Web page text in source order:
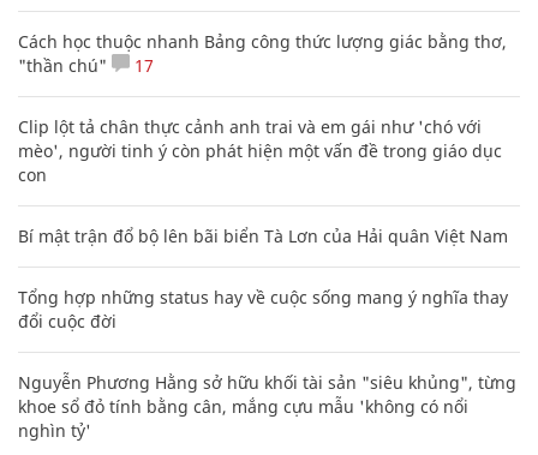
Cách học thuộc nhanh Bảng công thức lượng giác bằng thơ,
"thần chú"
17
Clip lột tả chân thực cảnh anh trai và em gái như 'chó với
mèo', người tinh ý còn phát hiện một vấn đề trong giáo dục
con
Bí mật trận đổ bộ lên bãi biển Tà Lơn của Hải quân Việt Nam
Tổng hợp những status hay về cuộc sống mang ý nghĩa thay
đổi cuộc đời
Nguyễn Phương Hằng sở hữu khối tài sản "siêu khủng", từng
khoe sổ đỏ tính bằng cân, mắng cựu mẫu 'không có nổi
nghìn tỷ'